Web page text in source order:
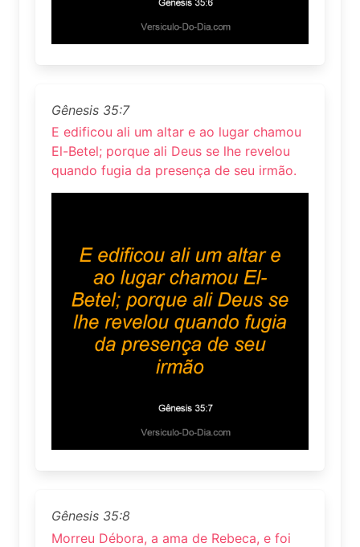
Gênesis 35:7
E edificou ali um altar e ao lugar chamou
El-Betel; porque ali Deus se lhe revelou
quando fugia da presença de seu irmão.
Gênesis 35:8
Morreu Débora, a ama de Rebeca, e foi